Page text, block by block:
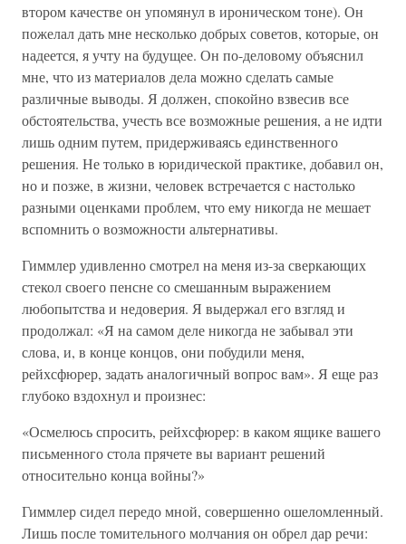
втором качестве он упомянул в ироническом тоне). Он
пожелал дать мне несколько добрых советов, которые, он
надеется, я учту на будущее. Он по-деловому объяснил
мне, что из материалов дела можно сделать самые
различные выводы. Я должен, спокойно взвесив все
обстоятельства, учесть все возможные решения, а не идти
лишь одним путем, придерживаясь единственного
решения. Не только в юридической практике, добавил он,
но и позже, в жизни, человек встречается с настолько
разными оценками проблем, что ему никогда не мешает
вспомнить о возможности альтернативы.
Гиммлер удивленно смотрел на меня из-за сверкающих
стекол своего пенсне со смешанным выражением
любопытства и недоверия. Я выдержал его взгляд и
продолжал: «Я на самом деле никогда не забывал эти
слова, и, в конце концов, они побудили меня,
рейхсфюрер, задать аналогичный вопрос вам». Я еще раз
глубоко вздохнул и произнес:
«Осмелюсь спросить, рейхсфюрер: в каком ящике вашего
письменного стола прячете вы вариант решений
относительно конца войны?»
Гиммлер сидел передо мной, совершенно ошеломленный.
Лишь после томительного молчания он обрел дар речи: